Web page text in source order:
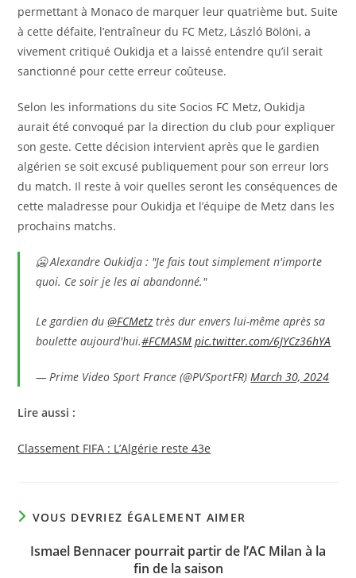
permettant à Monaco de marquer leur quatrième but. Suite
à cette défaite, l’entraîneur du FC Metz, László Bölöni, a
vivement critiqué Oukidja et a laissé entendre qu’il serait
sanctionné pour cette erreur coûteuse.
Selon les informations du site Socios FC Metz, Oukidja
aurait été convoqué par la direction du club pour expliquer
son geste. Cette décision intervient après que le gardien
algérien se soit excusé publiquement pour son erreur lors
du match. Il reste à voir quelles seront les conséquences de
cette maladresse pour Oukidja et l’équipe de Metz dans les
prochains matchs.
🥶 Alexandre Oukidja : "Je fais tout simplement n'importe
quoi. Ce soir je les ai abandonné."
Le gardien du@FCMetz très dur envers lui-même après sa
boulette aujourd'hui.#FCMASM pic.twitter.com/6JYCz36hYA
— Prime Video Sport France (@PVSportFR)March 30, 2024
Lire aussi :
Classement FIFA : L’Algérie reste 43e
VOUS DEVRIEZ ÉGALEMENT AIMER
Ismael Bennacer pourrait partir de l’AC Milan à la
fin de la saison